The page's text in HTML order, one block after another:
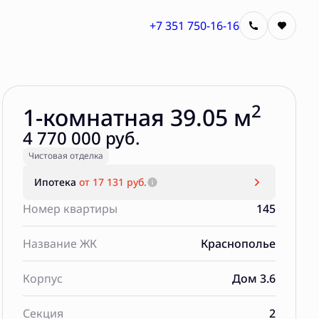
+7 351 750-16-16
Забронировать
1-комнатная 39.05 м2
4 770 000 руб.
Чистовая отделка
Ипотека от 17 131 руб.
Номер квартиры 145
Название ЖК Краснополье
Корпус Дом 3.6
Секция 2